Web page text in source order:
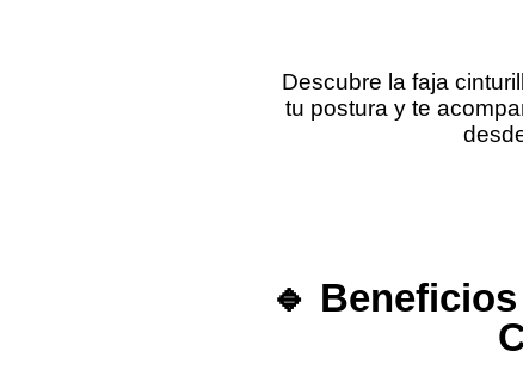
Descubre la faja
tu postura y te
🔹